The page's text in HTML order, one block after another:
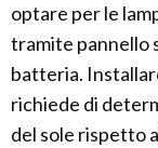
optare per le
tramite pannello
batteria.
richiede di
del sole rispetto